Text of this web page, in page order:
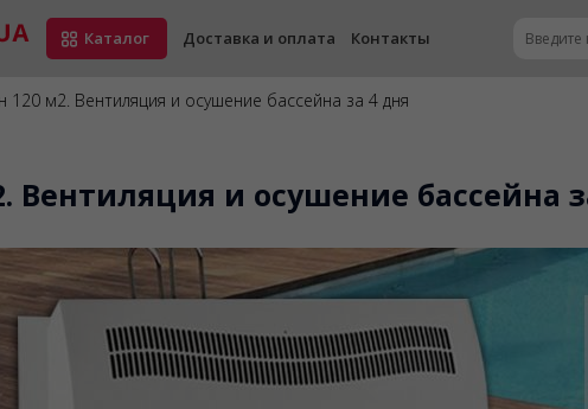
Каталог Доставка и оплата Контакты
120 м2. Вентиляция и осушение бассейна за 4 дня
Вентиляция и осушение бассейна